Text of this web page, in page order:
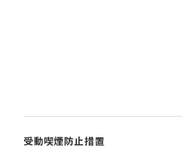
受動喫煙防止措置